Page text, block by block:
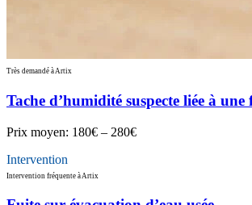
Très demandé à Artix
Tache d’humidité suspecte liée à une
Prix moyen: 180€ – 280€
Intervention
Intervention fréquente à Artix